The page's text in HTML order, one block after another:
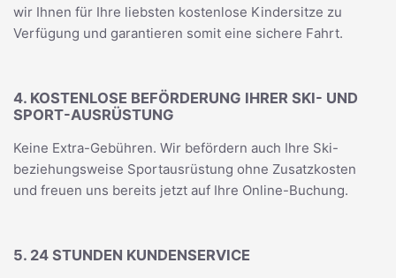
wir Ihnen für Ihre liebsten kostenlose Kindersitze zu
Verfügung und garantieren somit eine sichere Fahrt.
4. KOSTENLOSE BEFÖRDERUNG IHRER SKI- UND
SPORT-AUSRÜSTUNG
Keine Extra-Gebühren. Wir befördern auch Ihre Ski-
beziehungsweise Sportausrüstung ohne Zusatzkosten
und freuen uns bereits jetzt auf Ihre Online-Buchung.
5. 24 STUNDEN KUNDENSERVICE